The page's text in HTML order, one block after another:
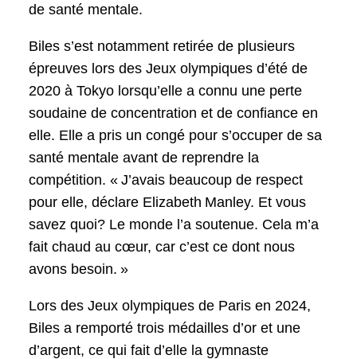
de santé mentale.
Biles s’est notamment retirée de plusieurs
épreuves lors des Jeux olympiques d’été de
2020 à Tokyo lorsqu’elle a connu une perte
soudaine de concentration et de confiance en
elle. Elle a pris un congé pour s’occuper de sa
santé mentale avant de reprendre la
compétition. « J’avais beaucoup de respect
pour elle, déclare Elizabeth Manley. Et vous
savez quoi? Le monde l’a soutenue. Cela m’a
fait chaud au cœur, car c’est ce dont nous
avons besoin. »
Lors des Jeux olympiques de Paris en 2024,
Biles a remporté trois médailles d’or et une
d’argent, ce qui fait d’elle la gymnaste